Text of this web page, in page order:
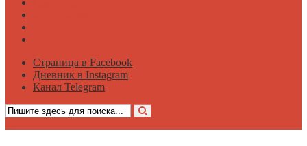
Страница в Facebook
Дневник в Instagram
Канал Telegram